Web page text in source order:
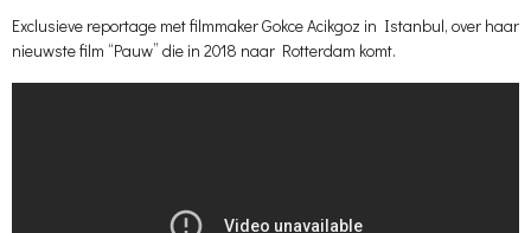
Exclusieve reportage met filmmaker Gokce Acikgoz in Istanbul, over haar
nieuwste film “Pauw” die in 2018 naar Rotterdam komt.